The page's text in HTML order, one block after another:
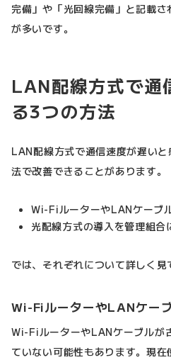
完備」や「光回線完備」と記載
が多いです。
LAN配線方式で通
る3つの方法
LAN配線方式で通信速度が遅い
法で改善できることがあります。
Wi-FiルーターやLANケーブ
光配線方式の導入を管理組合
では、それぞれについて詳しく見
Wi-FiルーターやLANケー
Wi-FiルーターやLANケーブルが
ていない可能性もあります。現